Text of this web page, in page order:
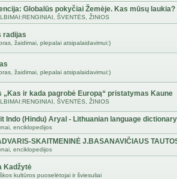
Globalūs pokyčiai Žemėje. Kas mūsų laukia?
ŠVENTĖS, ŽINIOS
radijas
žaidimai, plepalai atsipalaidavimui:)
žaidimai, plepalai atsipalaidavimui:)
„Kas ir kada pagrobė Europą“ pristatymas Kaune
ŠVENTĖS, ŽINIOS
Indo (Hindu) Aryal - Lithuanian language dictionary
enciklopedijos
SKAITMENINĖ J.BASANAVIČIAUS
enciklopedijos
Kadžytė
kultūros puoselėtojai ir šviesuliai